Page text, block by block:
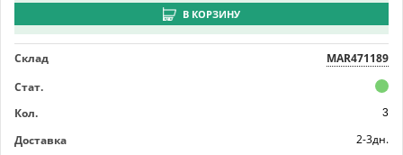
В КОРЗИНУ
Склад
MAR471189
Стат.
Кол.
3
Доставка
2-3дн.